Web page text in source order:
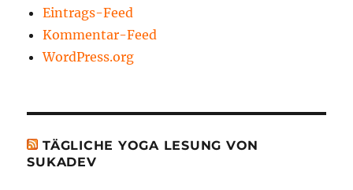
Eintrags-Feed
Kommentar-Feed
WordPress.org
TÄGLICHE YOGA LESUNG VON
SUKADEV